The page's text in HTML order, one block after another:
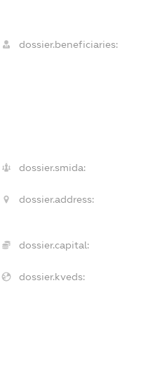
dossier.beneficiaries:
dossier.smida:
dossier.address:
dossier.capital:
dossier.kveds: